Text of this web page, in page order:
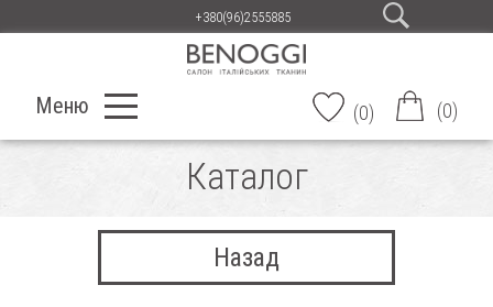
+380(96)2555885
Меню (0) (0)
Каталог
Назад